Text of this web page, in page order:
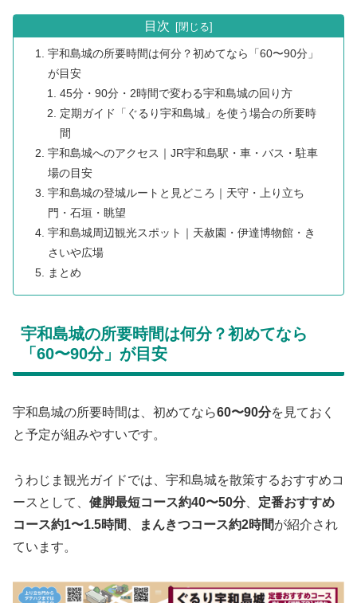
目次
宇和島城の所要時間は何分？初めてなら「60〜90分」
が目安
45分・90分・2時間で変わる宇和島城の回り方
定期ガイド「ぐるり宇和島城」を使う場合の所要時
間
宇和島城へのアクセス｜JR宇和島駅・車・バス・駐車
場の目安
宇和島城の登城ルートと見どころ｜天守・上り立ち
門・石垣・眺望
宇和島城周辺観光スポット｜天赦園・伊達博物館・き
さいや広場
まとめ
宇和島城の所要時間は何分？初めてなら
「60〜90分」が目安
宇和島城の所要時間は、初めてなら60〜90分を見ておく
と予定が組みやすいです。
うわじま観光ガイドでは、宇和島城を散策するおすすめコ
ースとして、 健脚最短コース約40〜50分、 定番おすすめ
コース約1〜1.5時間
まんきつコース約2時間が紹介され
ています。